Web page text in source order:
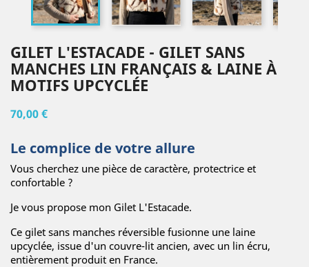
GILET L'ESTACADE - GILET SANS
MANCHES LIN FRANÇAIS & LAINE À
MOTIFS UPCYCLÉE
70,00 €
Le complice de votre allure
Vous cherchez une pièce de caractère, protectrice et
confortable ?
Je vous propose mon Gilet L'Estacade.
Ce gilet sans manches réversible fusionne une laine
upcyclée, issue d'un couvre-lit ancien, avec un lin écru,
entièrement produit en France.